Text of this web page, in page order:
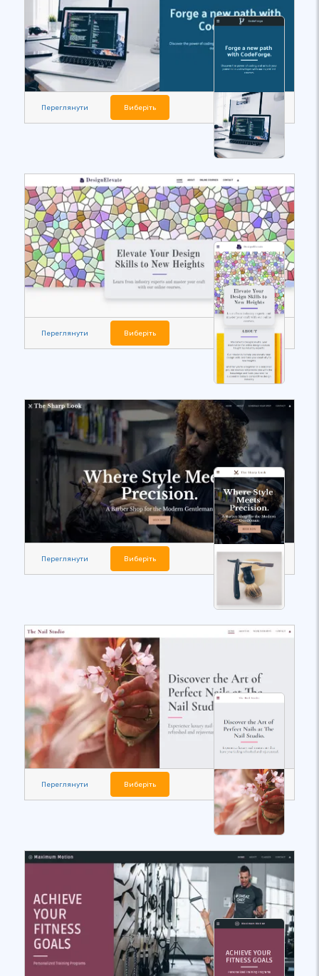
Переглянути Виберіть
Переглянути Виберіть
Переглянути Виберіть
Переглянути Виберіть